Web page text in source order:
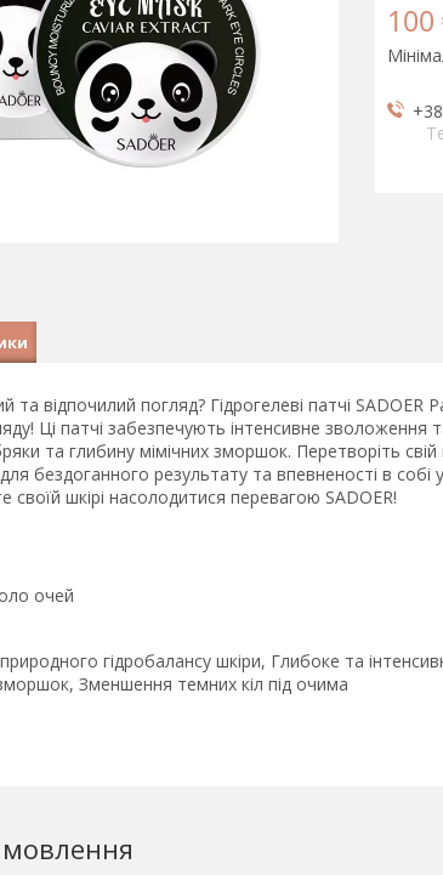
100
відпочилий погляд? Гідрогелеві патчі SADOER
Ці патчі забезпечують інтенсивне
та глибину мімічних зморшок. Перетворіть
бездоганного результату та впевненості в
шкірі насолодитися перевагою SADOER!
очей
гідробалансу шкіри, Глибоке та
Зменшення темних кіл під очима